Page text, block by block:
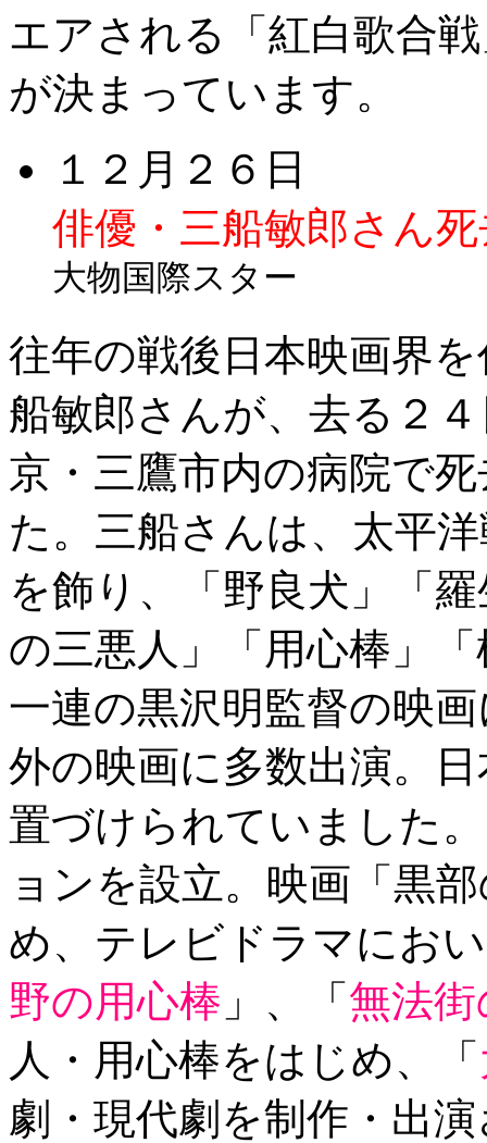
エアされる「紅白歌合
が決まっています。
１２月２６日
俳優・三船敏郎さん
大物国際スター
往年の戦後日本映画界
船敏郎さんが、去る２
京・三鷹市内の病院で
た。三船さんは、太平
を飾り、「野良犬」「
の三悪人」「用心棒」
一連の黒沢明監督の映
外の映画に多数出演。
置づけられていました
ョンを設立。映画「黒
め、テレビドラマにお
野の用心棒 」、「 無法
人・用心棒をはじめ、「
劇・現代劇を制作・出